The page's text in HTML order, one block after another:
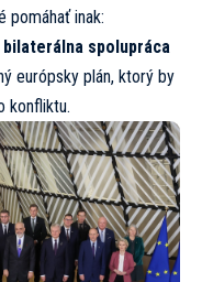
pomáhať inak:
spolupráca
európsky plán, ktorý by
konfliktu.